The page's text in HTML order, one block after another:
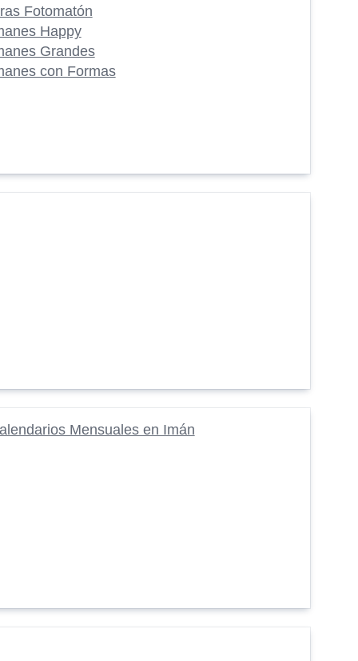
Fotomatón
Happy
Grandes
con Formas
Mensuales en Imán